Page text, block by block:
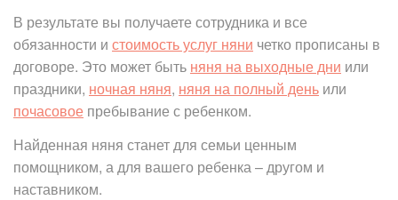
В результате вы получаете сотрудника и все
обязанности и стоимость услуг няни четко прописаны в
договоре. Это может быть няня на выходные дни или
праздники, ночная няня, няня на полный день или
почасовое пребывание с ребенком.
Найденная няня станет для семьи ценным
помощником, а для вашего ребенка – другом и
наставником.